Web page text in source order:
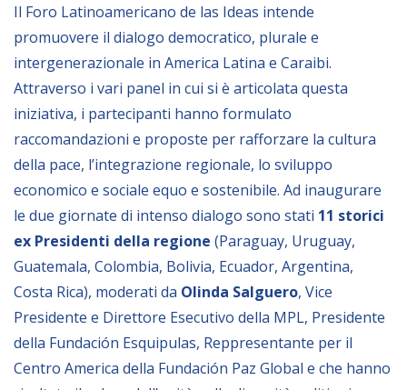
AL-INVEST Verde
MEDIA
Foto
Video
Audio
BIBLIOTECA
Catalogo
Pubblicazioni
Il Foro Latinoamericano de las Ideas intende
promuovere il dialogo democratico, plurale e
intergenerazionale in America Latina e Caraibi.
Attraverso i vari panel in cui si è articolata questa
iniziativa, i partecipanti hanno formulato
raccomandazioni e proposte per rafforzare la cultura
della pace, l’integrazione regionale, lo sviluppo
economico e sociale equo e sostenibile. Ad inaugurare
le due giornate di intenso dialogo sono stati 11 storici
ex Presidenti della regione (Paraguay, Uruguay,
Guatemala, Colombia, Bolivia, Ecuador, Argentina,
Costa Rica), moderati da Olinda Salguero, Vice
Presidente e Direttore Esecutivo della MPL, Presidente
della Fundación Esquipulas, Reppresentante per il
Centro America della Fundación Paz Global e che hanno